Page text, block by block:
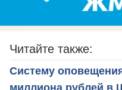
Читайте также:
Систему